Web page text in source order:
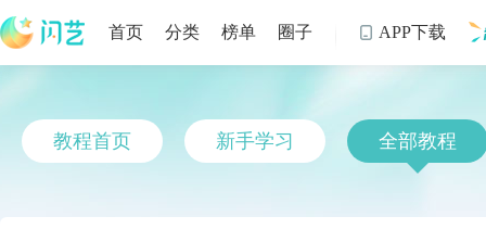
首页 分类 榜单 圈子  APP下载
教程首页 新手学习 全部教程